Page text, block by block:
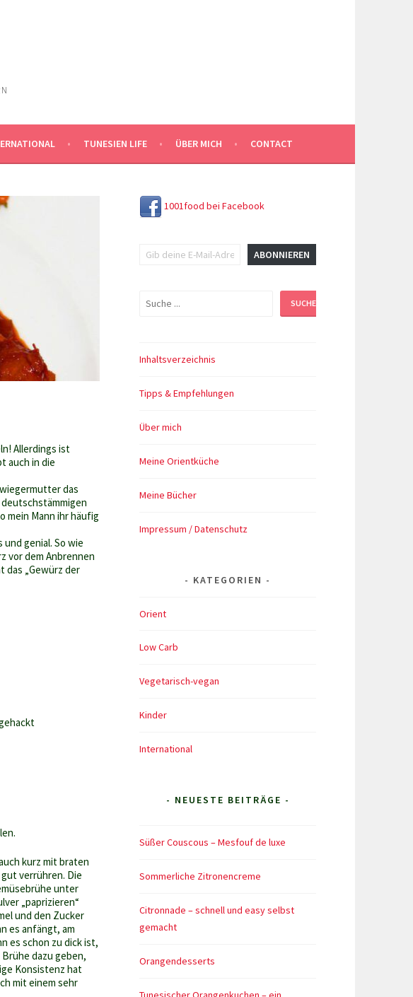
TUNESIEN LIFE ÜBER MICH CONTACT
Allerdings ist
auch in die
das
mein Mann ihr häufig
genial. So wie
vor dem Anbrennen
das „Gewürz der
kurz mit braten
verrühren. Die
unter
„paprizieren“
und den Zucker
es anfängt, am
es schon zu dick ist,
dazu geben,
Konsistenz hat
mit einem sehr
1001food bei Facebook
ABONNIEREN
Suchen SUCHEN
Inhaltsverzeichnis
Tipps & Empfehlungen
Über mich
Meine Orientküche
Meine Bücher
Impressum / Datenschutz
KATEGORIEN
Orient
Low Carb
Vegetarisch-vegan
Kinder
International
- NEUESTE BEITRÄGE -
Süßer Couscous – Mesfouf de luxe
Sommerliche Zitronencreme
Citronnade – schnell und easy selbst
gemacht
Orangendesserts